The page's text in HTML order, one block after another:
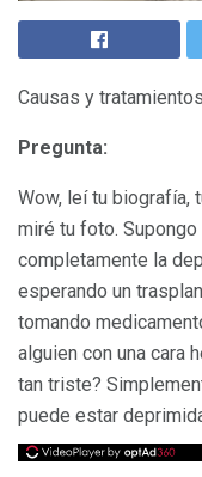
Causas y
Pregunta:
Wow, leí tu biografía,
miré tu foto.
completamente la
esperando un
tomando
alguien con una cara
tan triste?
puede estar